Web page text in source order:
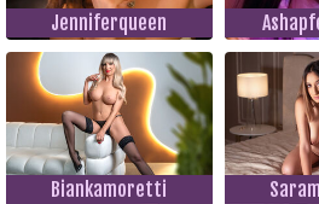
Jenniferqueen
Biankamoretti